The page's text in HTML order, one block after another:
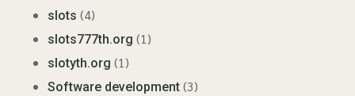
slots (4)
slots777th.org (1)
slotyth.org (1)
Software development (3)